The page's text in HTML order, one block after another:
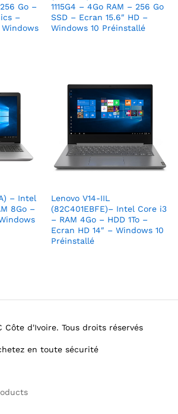
Go –
–
Windows
1115G4 – 4Go RAM – 256 Go
SSD – Ecran 15.6″ HD –
Windows 10 Préinstallé
– Intel
8Go –
Lenovo V14-IIL
(82C401EBFE)– Intel Core i3
– RAM 4Go – HDD 1To –
Ecran HD 14″ – Windows 10
Préinstallé
Côte d'Ivoire. Tous droits réservés
en toute sécurité